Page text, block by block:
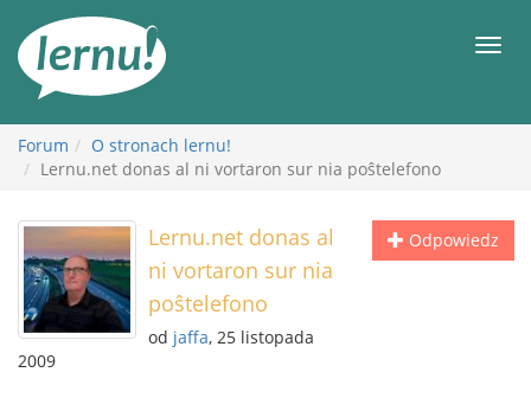
Forum
O stronach lernu!
Lernu.net donas al ni vortaron sur nia poŝtelefono
Odpowiedz
Lernu.net donas al
ni vortaron sur nia
poŝtelefono
od jaffa, 25 listopada
2009